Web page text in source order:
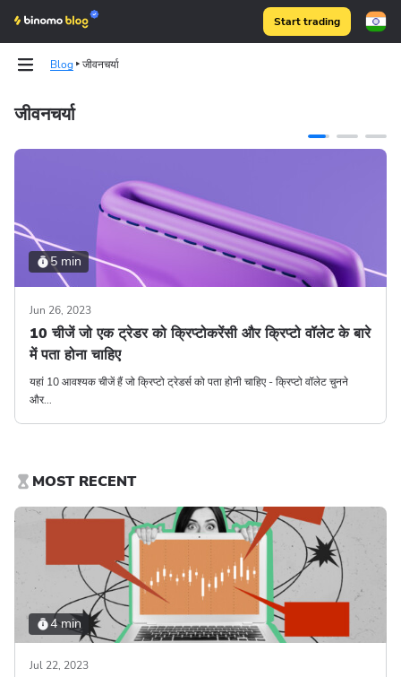
Start trading
Blog जीवनचर्या
जीवनचर्या
5 min
Jun 26, 2023
10 चीजें जो एक ट्रेडर को क्रिप्टोकरेंसी और क्रिप्टो वॉलेट के बारे
में पता होना चाहिए
यहां 10 आवश्यक चीजें हैं जो क्रिप्टो ट्रेडर्स को पता होनी चाहिए - क्रिप्टो वॉलेट चुनने
और...
MOST RECENT
4 min
Jul 22, 2023